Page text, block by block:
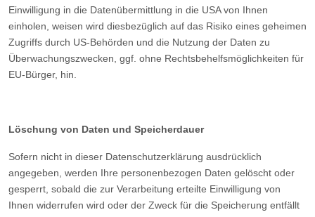
Einwilligung in die Datenübermittlung in die USA von Ihnen
einholen, weisen wird diesbezüglich auf das Risiko eines geheimen
Zugriffs durch US-Behörden und die Nutzung der Daten zu
Überwachungszwecken, ggf. ohne Rechtsbehelfsmöglichkeiten für
EU-Bürger, hin.
Löschung von Daten und Speicherdauer
Sofern nicht in dieser Datenschutzerklärung ausdrücklich
angegeben, werden Ihre personenbezogen Daten gelöscht oder
gesperrt, sobald die zur Verarbeitung erteilte Einwilligung von
Ihnen widerrufen wird oder der Zweck für die Speicherung entfällt